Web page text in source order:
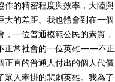
作的精密程度與效率，大陸與
大的差距。我也體會到在一個
，一位普通模範公民的素質，
正常社會的一位英雄——不正
正直的普通人付出的個人代價
眾人牽掛的悲劇英雄。我為了